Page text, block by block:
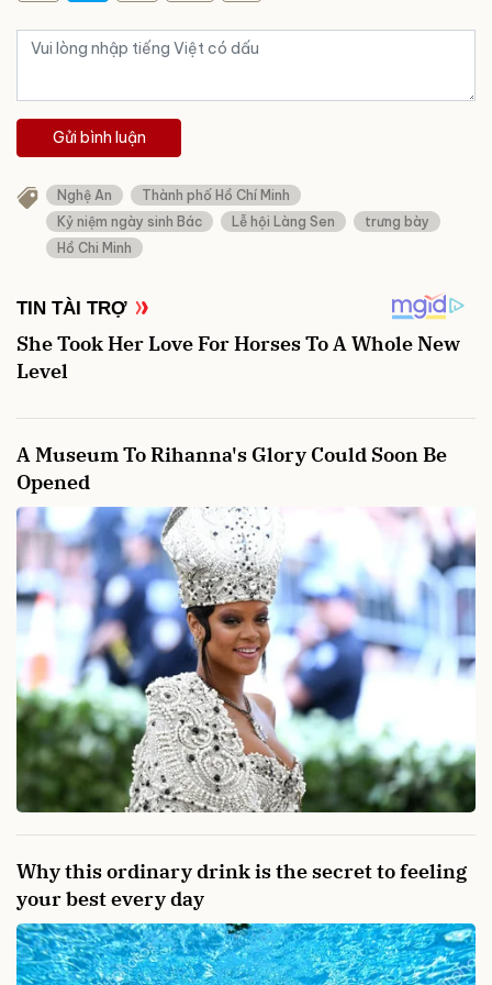
Gửi bình luận
Nghệ An
Thành phố Hồ Chí Minh
Kỷ niệm ngày sinh Bác
Lễ hội Làng Sen
trưng bày
Hồ Chi Minh